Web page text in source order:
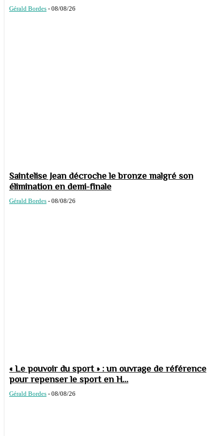
Gérald Bordes - 08/08/26
Saintelise Jean décroche le bronze malgré son
élimination en demi-finale
Gérald Bordes - 08/08/26
« Le pouvoir du sport » : un ouvrage de référence
pour repenser le sport en H...
Gérald Bordes - 08/08/26